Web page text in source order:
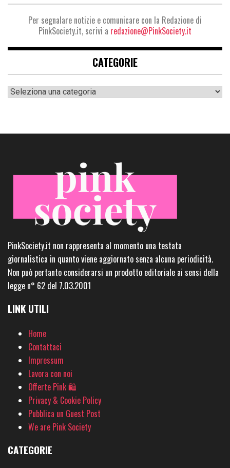
Per segnalare notizie e comunicare con la Redazione di
PinkSociety.it, scrivi a redazione@PinkSociety.it
CATEGORIE
Categorie
PinkSociety.it non rappresenta al momento una testata
giornalistica in quanto viene aggiornato senza alcuna periodicità.
Non può pertanto considerarsi un prodotto editoriale ai sensi della
legge n° 62 del 7.03.2001
LINK UTILI
Home
Contattaci
Impressum
Lavora con noi
Offerte Pink 🛍
Privacy & Cookie Policy
Pubblica un Guest Post
We are Pink Society
CATEGORIE